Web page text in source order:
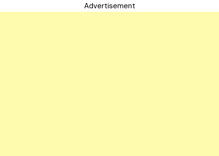
Advertisement